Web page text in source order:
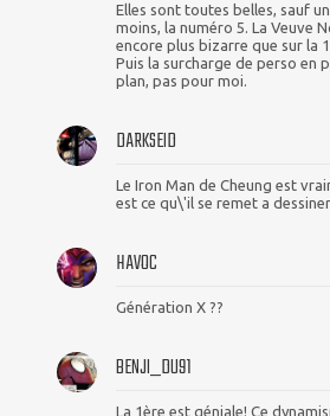
Elles sont toutes belles, sauf
moins, la numéro 5. La Veuve
encore plus bizarre que sur la
Puis la surcharge de perso en
plan, pas pour moi.
DARKSEID
Le Iron Man de Cheung est
est ce qu\'il se remet a
HAVOC
Génération X ??
BENJI_DU91
La 1ère est géniale! Ce